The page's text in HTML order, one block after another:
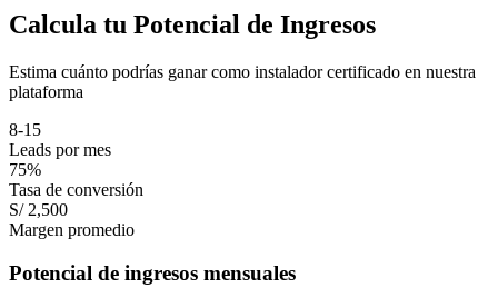
Calcula tu Potencial de Ingresos
Estima cuánto podrías ganar como instalador certificado en nuestra
plataforma
8-15
Leads por mes
75%
Tasa de conversión
S/ 2,500
Margen promedio
Potencial de ingresos mensuales